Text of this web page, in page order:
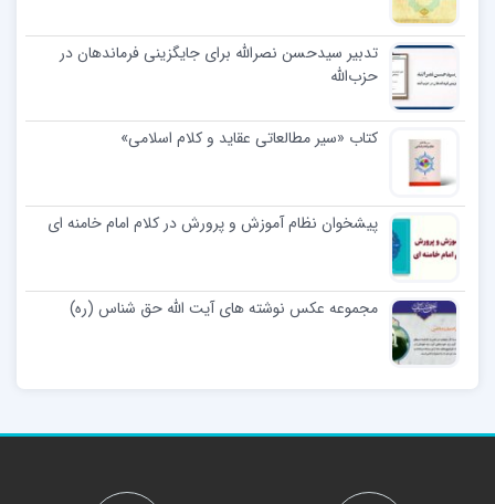
تدبیر سیدحسن نصرالله برای جایگزینی فرماندهان در
حزب‌الله
کتاب «سیر مطالعاتی عقاید و کلام اسلامی»
پیشخوان نظام آموزش و پرورش در کلام امام خامنه ای
مجموعه عکس نوشته های آیت الله حق شناس (ره)